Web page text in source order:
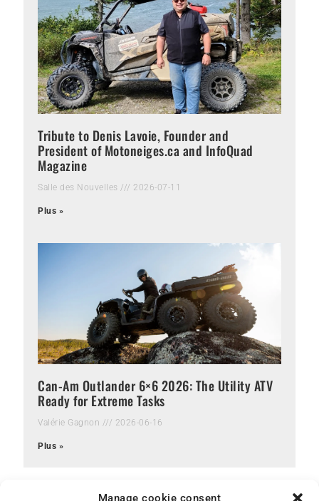
Manage cookie consent
Tribute to Denis Lavoie, Founder and
President of Motoneiges.ca and InfoQuad
Magazine
Salle des Nouvelles 2026-07-11
Plus »
Can-Am Outlander 6×6 2026: The Utility ATV
Ready for Extreme Tasks
Valérie Gagnon 2026-06-16
Plus »